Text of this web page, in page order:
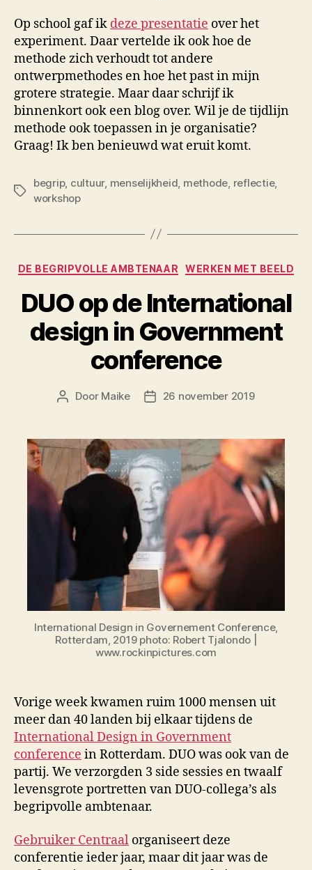
Op school gaf ik deze presentatie over het
experiment. Daar vertelde ik ook hoe de
methode zich verhoudt tot andere
ontwerpmethodes en hoe het past in mijn
grotere strategie. Maar daar schrijf ik
binnenkort ook een blog over. Wil je de tijdlijn
methode ook toepassen in je organisatie?
Graag! Ik ben benieuwd wat eruit komt.
Tags
begrip, cultuur, menselijkheid methode reflectie,
workshop
Categorieën
DE BEGRIPVOLLE AMBTENAAR WERKEN MET BEELD
DUO op de International
design in Government
conference
Berichtauteur
Door Maike Berichtdatum
26 november 2019
International Design in Governement Conference,
Rotterdam, 2019 photo: Robert Tjalondo |
www.rockinpictures.com
Vorige week kwamen ruim 1000 mensen uit
meer dan 40 landen bij elkaar tijdens de
International Design in Government
conference in Rotterdam. DUO was ook van de
partij. We verzorgden 3 side sessies en twaalf
levensgrote portretten van DUO-collega’s als
begripvolle ambtenaar.
Gebruiker Centraal organiseert deze
conferentie ieder jaar, maar dit jaar was de